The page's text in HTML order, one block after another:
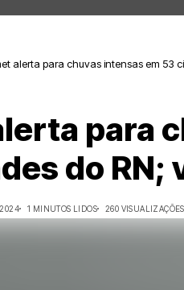
alerta para chuvas intensas em 53
para
do RN;
1 MINUTOS LIDOS 260 VISUALIZAÇÕES